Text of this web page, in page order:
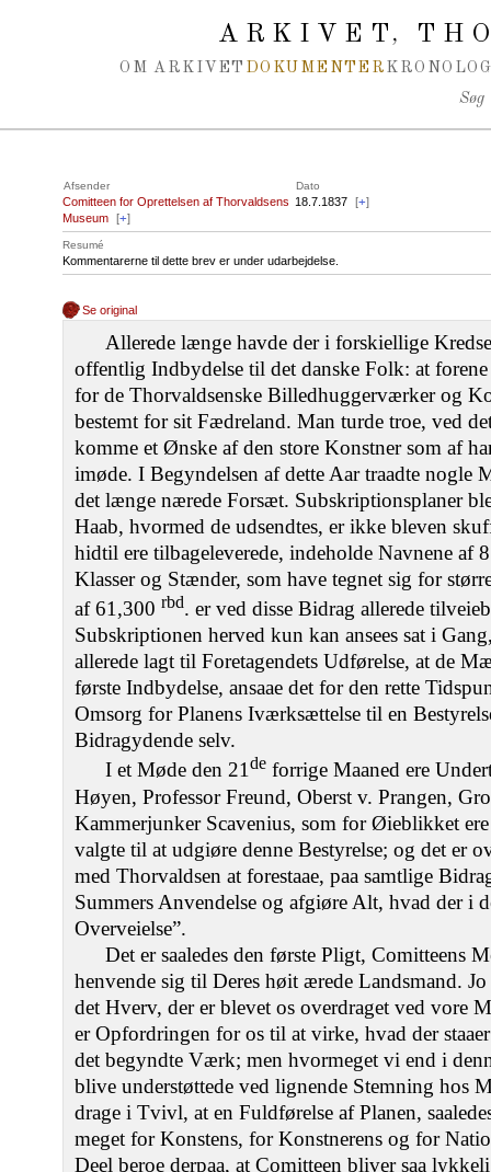
ARKIVET,
OM ARKIVET DOKUMENTER
Søg
Afsender Dato
Comitteen for Oprettelsen af Thorvaldsens
Museum
[+]
18.7.1837 [+]
Resumé
Kommentarerne til dette brev er under udarbejdelse.
Se original
Allerede længe havde der i forskiellige
offentlig Indbydelse til det danske Folk: at
for de Thorvaldsenske Billedhuggerværker og
bestemt for sit Fædreland. Man turde troe, ved
komme et Ønske af den store Konstner som af
imøde. I Begyndelsen af dette Aar traadte nogle
det længe nærede Forsæt. Subskriptionsplaner
Haab, hvormed de udsendtes, er ikke bleven
hidtil ere tilbageleverede, indeholde Navnene af
Klasser og Stænder, som have tegnet sig for
af 61,300 rbd. er ved disse Bidrag allerede
Subskriptionen herved kun kan ansees sat i
allerede lagt til Foretagendets Udførelse, at de
første Indbydelse, ansaae det for den rette
Omsorg for Planens Iværksættelse til en
Bidragydende selv.
I et Møde den 21de forrige Maaned ere
Høyen, Professor Freund, Oberst v. Prangen,
Kammerjunker Scavenius, som for Øieblikket
valgte til at udgiøre denne Bestyrelse; og det er
med Thorvaldsen at forestaae, paa samtlige
Summers Anvendelse og afgiøre Alt, hvad der i
Overveielse”.
Det er saaledes den første Pligt, Comitteens
henvende sig til Deres høit ærede Landsmand.
det Hverv, der er blevet os overdraget ved vore
er Opfordringen for os til at virke, hvad der
det begyndte Værk; men hvormeget vi end i
blive understøttede ved lignende Stemning hos
drage i Tvivl, at en Fuldførelse af Planen,
meget for Konstens, for Konstnerens og for
Deel beroe derpaa, at Comitteen bliver saa